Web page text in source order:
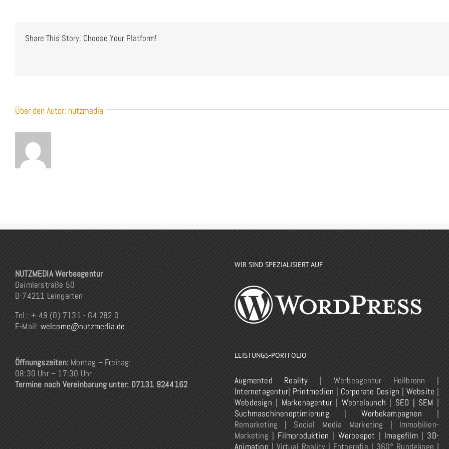
Share This Story, Choose Your Platform!
Über den Autor: nutzmedia
NUTZMEDIA Werbeagentur
Daimlerstraße 50
D-74211 Leingarten
Tel.: + 49 (0) 7131 - 64 282 0
E-Mail: welcome@nutzmedia.de
Öffnungszeiten: Montag – Freitag:
08:30 Uhr – 17:30 Uhr
Termine nach Vereinbarung unter: 07131 9244162
WIR SIND SPEZIALISIERT AUF
LEISTUNGS-PORTFOLIO
Augmented Reality | Werbeagentur Heilbronn |
Internetagentur| Printmedien | Corporate Design | Website |
Webdesign | Markenagentur | Webrelaunch | SEO | SEM |
Suchmaschinenoptimierung | Werbekampagnen |
Remarketing | Social Media Marketing | Immobilien-
Marketing | Filmproduktion | Werbespot | Imagefilm | 3D-
Animation | Virtual Reality | Fotografie | 360° Rundgänge |